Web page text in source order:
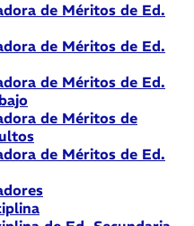
de Méritos de Ed.
de Méritos de Ed.
de Méritos de Ed.
de Méritos de
de Méritos de Ed.